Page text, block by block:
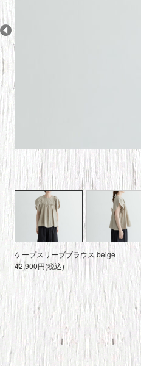
Prev
ケープスリーブブラウス beige
42,900円(税込)